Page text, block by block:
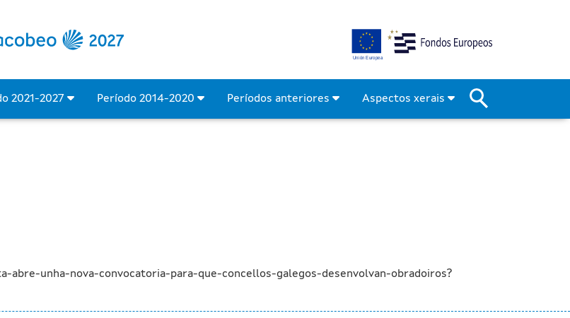
para que concellos galegos
2021-2027 Período 2014-2020 Períodos anteriores Aspectos xerais
unha-nova-convocatoria-para-que-concellos-galegos-desenvolvan-obradoiros?